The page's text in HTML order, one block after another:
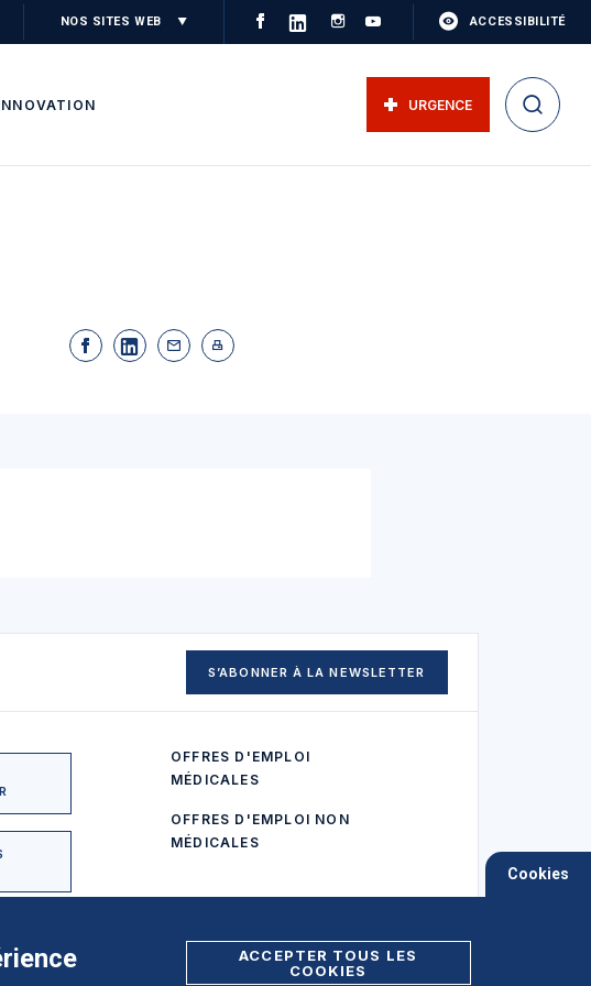
NOS SITES WEB ACCESSIBILITÉ
URGENCE
S’ABONNER À LA NEWSLETTER
OFFRES D'EMPLOI
MÉDICALES
OFFRES D'EMPLOI NON
MÉDICALES
Cookies
ACCEPTER TOUS LES
COOKIES